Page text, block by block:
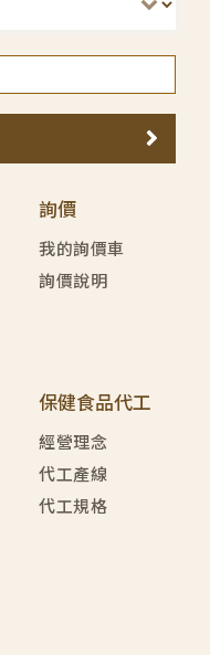
詢價
我的詢價車
詢價說明
保健食品代工
經營理念
代工產線
代工規格